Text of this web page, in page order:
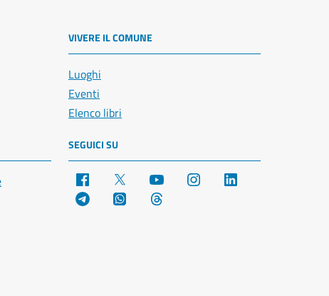
VIVERE IL COMUNE
Luoghi
Eventi
Elenco libri
SEGUICI SU
Facebook YouTube Instagram
Telegram WhatsApp